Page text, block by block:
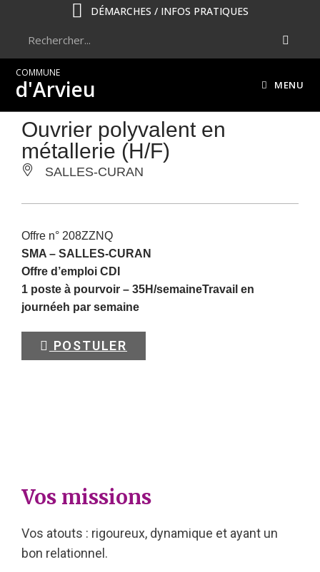
DÉMARCHES / INFOS PRATIQUES
COMMUNE
d'Arvieu MENU
Ouvrier polyvalent en
métallerie (H/F)
SALLES-CURAN
Offre n° 208ZZNQ
SMA – SALLES-CURAN
Offre d’emploi CDI
1 poste à pourvoir – 35H/semaineTravail en
journéeh par semaine
POSTULER
Vos missions
Vos atouts : rigoureux, dynamique et ayant un
bon relationnel.